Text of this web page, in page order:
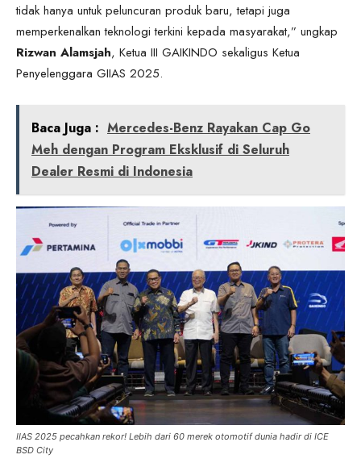
tidak hanya untuk peluncuran produk baru, tetapi juga
memperkenalkan teknologi terkini kepada masyarakat,” ungkap
Rizwan Alamsjah, Ketua III GAIKINDO sekaligus Ketua
Penyelenggara GIIAS 2025.
Baca Juga : Mercedes-Benz Rayakan Cap Go
Meh dengan Program Eksklusif di Seluruh
Dealer Resmi di Indonesia
IIAS 2025 pecahkan rekor! Lebih dari 60 merek otomotif dunia hadir di ICE
BSD City